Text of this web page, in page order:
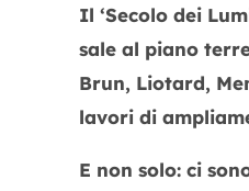
Il ‘Secolo dei
sale al piano
Brun, Liotard,
lavori di
E non solo: ci